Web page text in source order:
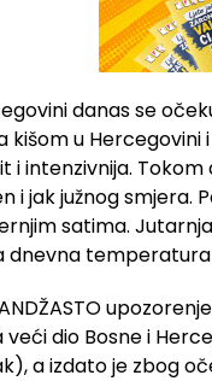
danas se
kišom u Hercegovini
i intenzivnija.
i jak južnog smjera.
satima.
dnevna
veći dio Bosne i
a izdato je zbog